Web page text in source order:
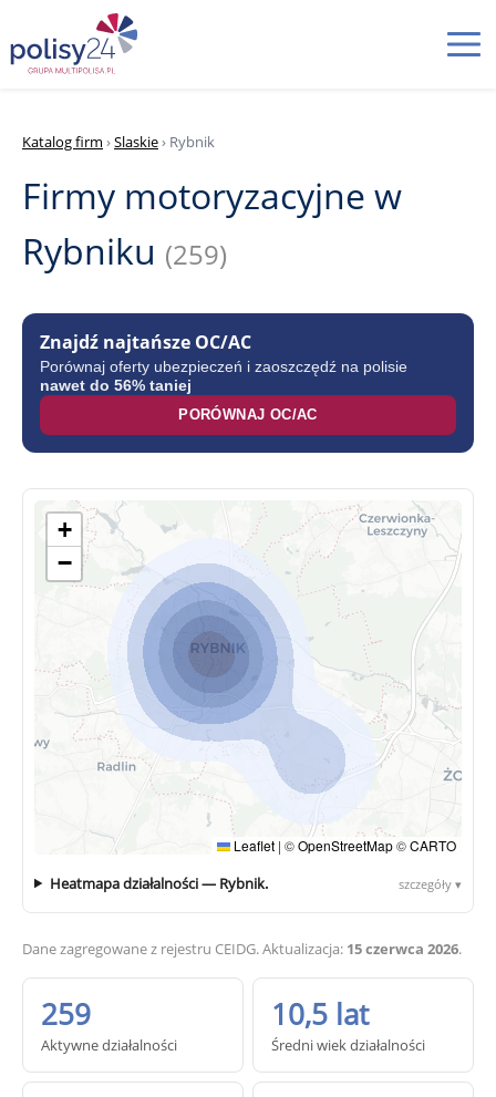
Katalog firm ›Slaskie› Rybnik
Firmy motoryzacyjne w
Rybniku (259)
Znajdź najtańsze OC/AC
Porównaj oferty ubezpieczeń i zaoszczędź na polisie
nawet do 56% taniej
PORÓWNAJ OC/AC
+
−
Leaflet | ©OpenStreetMap©CARTO
Heatmapa działalności — Rybnik. szczegóły ▾
Dane zagregowane z rejestru CEIDG. Aktualizacja: 15 czerwca 2026.
259
Aktywne działalności
10,5 lat
Średni wiek działalności